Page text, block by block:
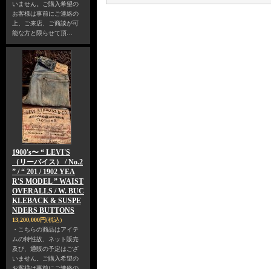
いません。ご購入希望の
お客様は事前にご連絡の
上、ご来店、ご商談が可
能な方と限らせて頂…
1900's〜 “ LEVI'S
（リーバイス） / No.2
” / “ 201 / 1902 YEA
R'S MODEL ” WAIST
OVERALLS / W. BUC
KLEBACK & SUSPE
NDERS BUTTONS
13,200,000円(税込)
・こちらの商品はアイテ
ムの特性故、ネット販売
及び、通販の予定はござ
いません。ご購入希望の